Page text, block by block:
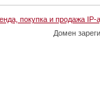
покупка и продажа IP-
Домен